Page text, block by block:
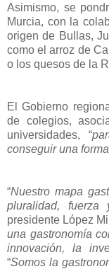
Asimismo, se
Murcia, con la
origen de Bullas,
como el arroz de
o los quesos de la
El Gobierno
de colegios,
universidades, “
conseguir una
“Nuestro mapa
pluralidad,
presidente López
una gastronomía
innovación, la
“Somos la